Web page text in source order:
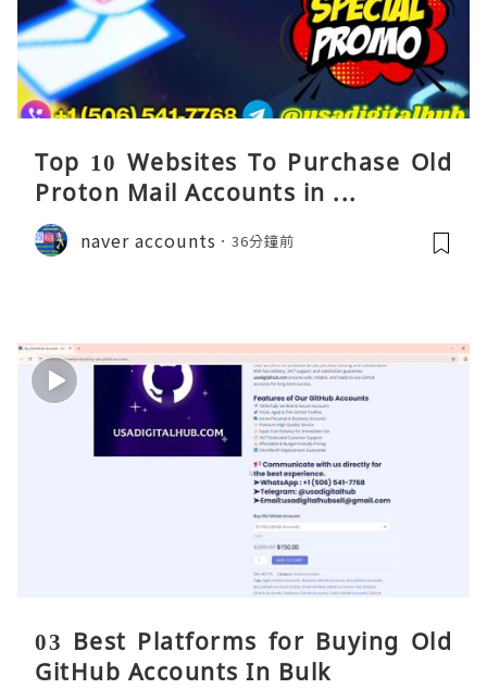
Top 10 Websites To Purchase Old
Proton Mail Accounts in ...
naver accounts 36分鐘前
03 Best Platforms for Buying Old
GitHub Accounts In Bulk